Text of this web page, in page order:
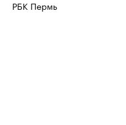
РБК Пермь